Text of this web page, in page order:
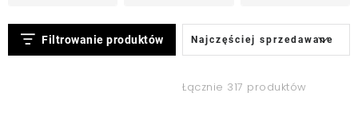
Kontakt
Filtrowanie produktów
i
Łącznie 317 produktów
S
o
r
Najczęściej sprzedawane